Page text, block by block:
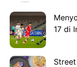
17 di